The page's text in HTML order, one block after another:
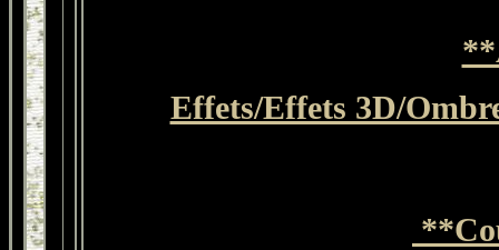
Effets/Effets 3D/
**